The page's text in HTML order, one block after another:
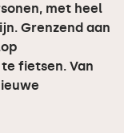
met heel
Grenzend aan
fietsen. Van